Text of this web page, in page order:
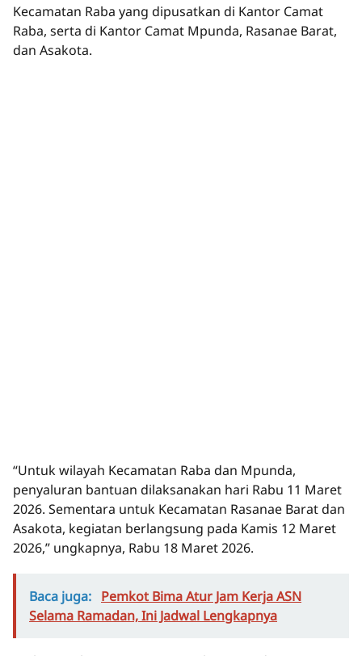
Kecamatan Raba yang dipusatkan di Kantor Camat
Raba, serta di Kantor Camat Mpunda, Rasanae Barat,
dan Asakota.
“Untuk wilayah Kecamatan Raba dan Mpunda,
penyaluran bantuan dilaksanakan hari Rabu 11 Maret
2026. Sementara untuk Kecamatan Rasanae Barat dan
Asakota, kegiatan berlangsung pada Kamis 12 Maret
2026,” ungkapnya, Rabu 18 Maret 2026.
Baca juga: Pemkot Bima Atur Jam Kerja ASN
Selama Ramadan, Ini Jadwal Lengkapnya